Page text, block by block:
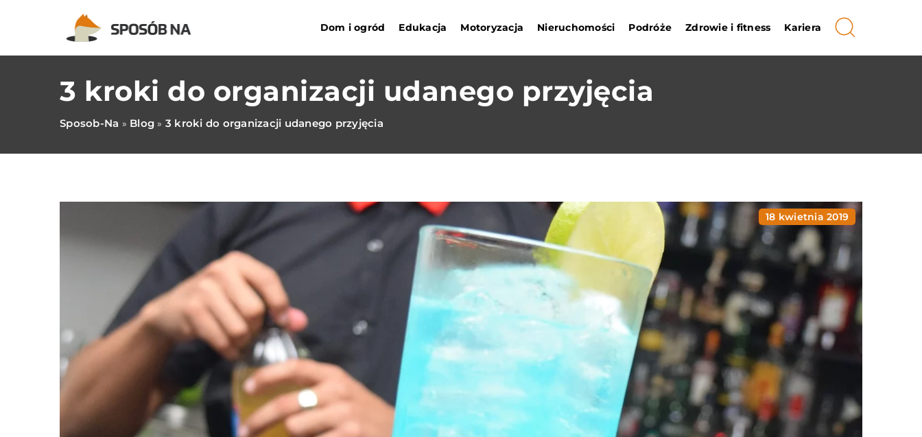
Dom i ogród Edukacja Motoryzacja Nieruchomości Podróże Zdrowie i fitness Kariera
3 kroki do organizacji udanego przyjęcia
Sposob-Na » Blog » 3 kroki do organizacji udanego przyjęcia
18 kwietnia 2019